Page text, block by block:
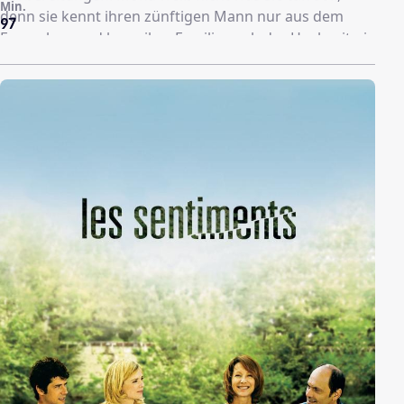
denn sie kennt ihren zünftigen Mann nur aus dem
Fernsehen und kann ihre Familie nach der Hochzeit nie
wieder sehen, da sie anschließend in Syrien leben wird
und nie wieder israelisches Territorium betreten darf…
97
Min.